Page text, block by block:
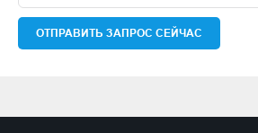
ОТПРАВИТЬ ЗАПРОС СЕЙЧАС